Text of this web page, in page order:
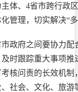
体、4省市跨行政
管理，切实解决“
政府之间要协力
时跟踪重大事项
核问责的长效机
社会、文化、旅